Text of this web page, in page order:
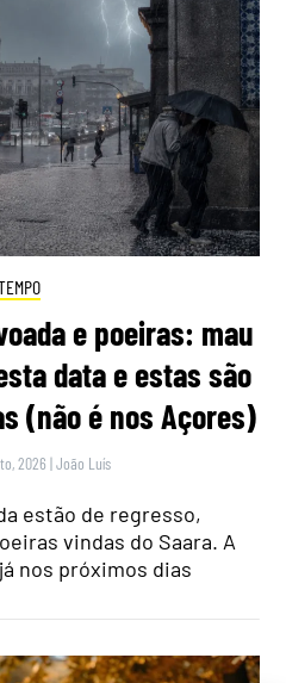
e poeiras: mau
data e estas são
(não é nos Açores)
2026 |João Luís
estão de regresso,
vindas do Saara. A
nos próximos dias